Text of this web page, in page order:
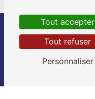
Tout accepter
Tout refuser
Personnaliser